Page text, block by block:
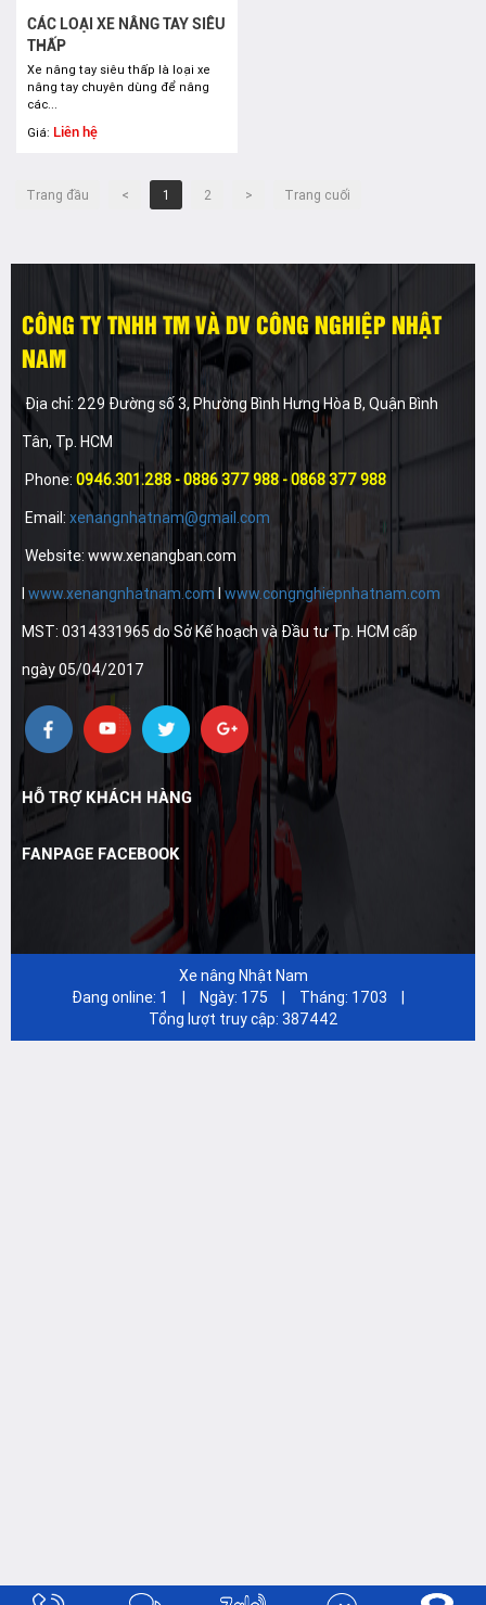
CÁC LOẠI XE NÂNG TAY SIÊU
THẤP
Xe nâng tay siêu thấp là loại xe
nâng tay chuyên dùng để nâng
các...
Giá: Liên hệ
Trang đầu < 1 2 > Trang cuối
CÔNG TY TNHH TM VÀ DV CÔNG NGHIỆP NHẬT
NAM
Địa chỉ: 229 Đường số 3, Phường Bình Hưng Hòa B, Quận Bình
Tân, Tp. HCM
Phone: 0946.301.288 - 0886 377 988 - 0868 377 988
Email: xenangnhatnam@gmail.com
Website: www.xenangban.com
www.xenangnhatnam.com Iwww.congnghiepnhatnam.com
MST: 0314331965 do Sở Kế hoạch và Đầu tư Tp. HCM cấp
ngày 05/04/2017
HỖ TRỢ KHÁCH HÀNG
FANPAGE FACEBOOK
Xe nâng Nhật Nam
Đang online: 1 Ngày: 175 Tháng: 1703
Tổng lượt truy cập: 387442